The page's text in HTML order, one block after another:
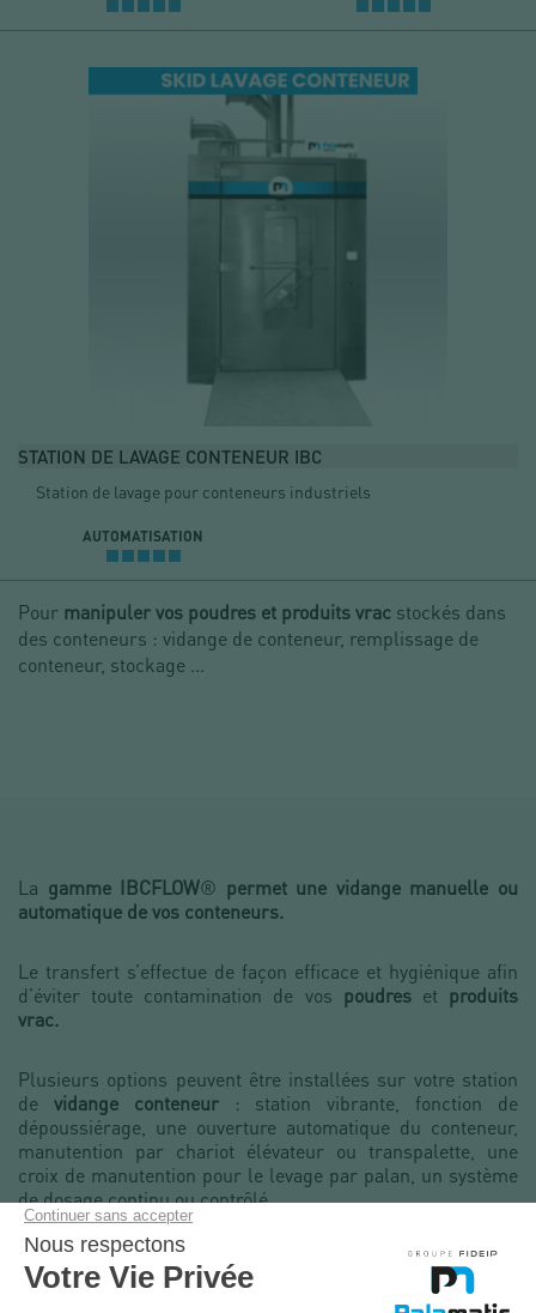
STATION DE LAVAGE CONTENEUR IBC
Station de lavage pour conteneurs industriels
AUTOMATISATION
Pour manipuler vos poudres et produits vrac stockés dans
des conteneurs : vidange de conteneur, remplissage de
conteneur, stockage ...
La gamme IBCFLOW® permet une vidange manuelle ou
automatique de vos conteneurs.
Le transfert s’effectue de façon efficace et hygiénique afin
d’éviter toute contamination de vos poudres et produits
vrac.
Plusieurs options peuvent être installées sur votre station
de vidange conteneur: station vibrante, fonction de
dépoussiérage, une ouverture automatique du conteneur,
manutention par chariot élévateur ou transpalette, une
croix de manutention pour le levage par palan, un système
de dosage continu ou contrôlé.
Le confinement est possible grâce à la présence d’un joint
tulipe ou d’unjoint gonflant.
Un tube de connexion permet
de transférer le produit sans qu’il soit en contact avec